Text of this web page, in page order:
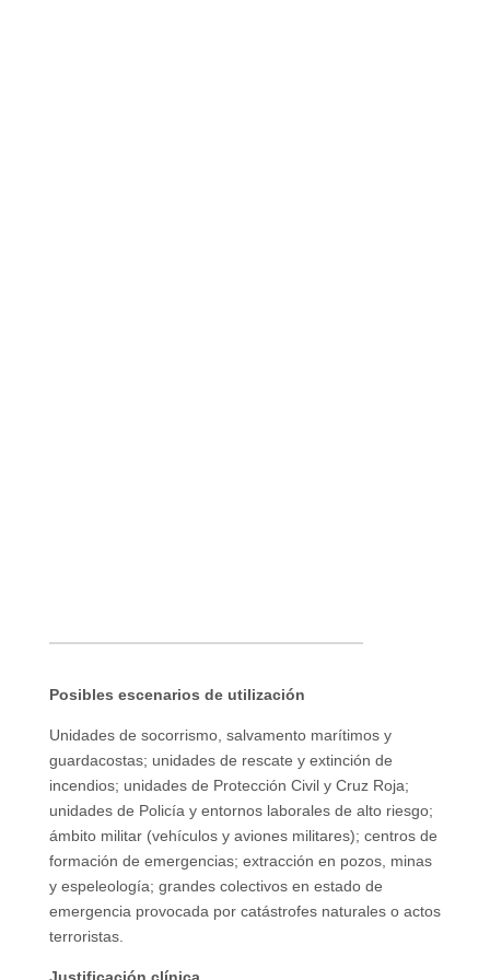
Posibles escenarios de utilización
Unidades de socorrismo, salvamento marítimos y
guardacostas; unidades de rescate y extinción de
incendios; unidades de Protección Civil y Cruz Roja;
unidades de Policía y entornos laborales de alto riesgo;
ámbito militar (vehículos y aviones militares); centros de
formación de emergencias; extracción en pozos, minas
y espeleología; grandes colectivos en estado de
emergencia provocada por catástrofes naturales o actos
terroristas.
Justificación clínica